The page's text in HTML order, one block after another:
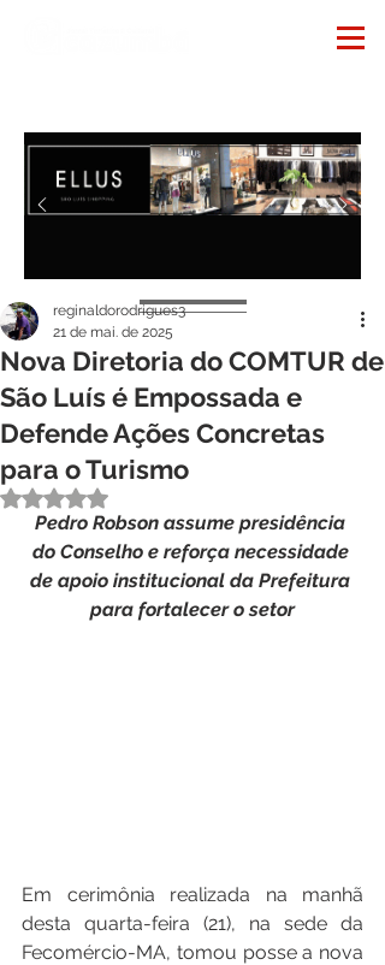
Nova Diretoria do COMTUR de
São Luís é Empossada e
Defende Ações Concretas
para o Turismo
reginaldorodrigues3
21 de mai. de 2025
Avaliado com NaN de 5 estrelas.
Pedro Robson assume presidência
do Conselho e reforça necessidade
de apoio institucional da Prefeitura
para fortalecer o setor
Em cerimônia realizada na manhã
desta quarta-feira (21), na sede da
Fecomércio-MA, tomou posse a nova